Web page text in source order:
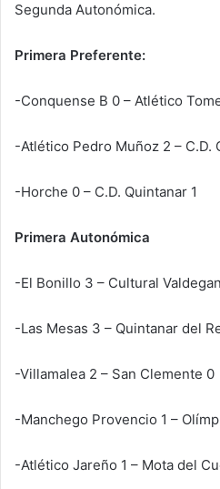
Segunda Autonómica.
Primera Preferente:
-Conquense B 0 – Atlético
-Atlético Pedro Muñoz 2 – C.D.
-Horche 0 – C.D. Quintanar 1
Primera Autonómica
-El Bonillo 3 – Cultural
-Las Mesas 3 – Quintanar del
-Villamalea 2 – San Clemente 0
-Manchego Provencio 1 –
-Atlético Jareño 1 – Mota del